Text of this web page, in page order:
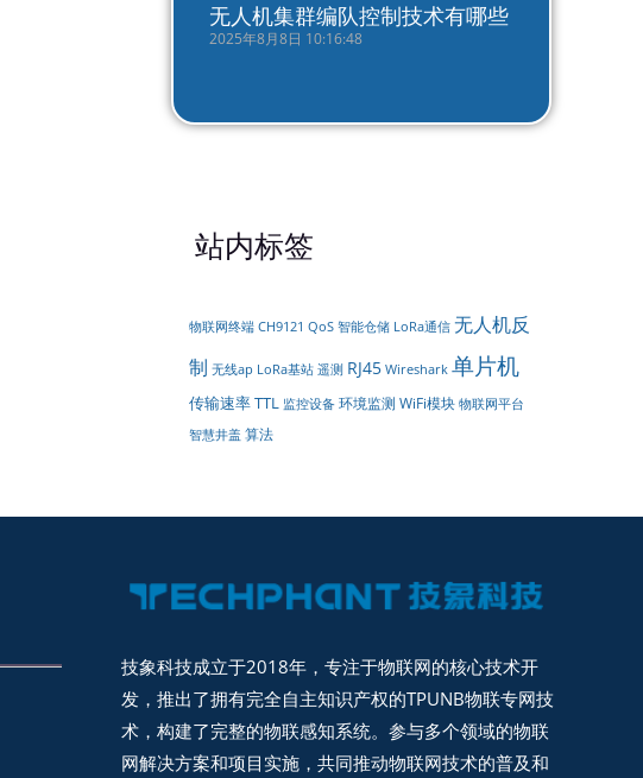
无人机集群编队控制技术有哪些
2025年8月8日 10:16:48
站内标签
物联网终端 CH9121 QoS 智能仓储 LoRa通信 无人机反
制 无线ap LoRa基站 遥测 RJ45 Wireshark 单片机
传输速率TTL 监控设备 环境监测 WiFi模块 物联网平台
智慧井盖 算法
技象科技成立于2018年，专注于物联网的核心技术开
发，推出了拥有完全自主知识产权的TPUNB物联专网技
术，构建了完整的物联感知系统。参与多个领域的物联
网解决方案和项目实施，共同推动物联网技术的普及和